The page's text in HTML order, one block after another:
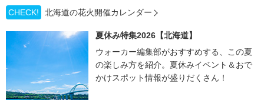
CHECK!
北海道の花火開催カレンダー
夏休み特集2026【北海道】
ウォーカー編集部がおすすめする、この夏
の楽しみ方を紹介。夏休みイベント＆おで
かけスポット情報が盛りだくさん！